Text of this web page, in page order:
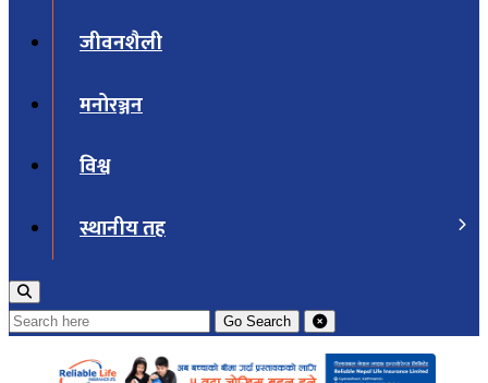
जीवनशैली
मनोरञ्जन
विश्व
स्थानीय तह
Go Search